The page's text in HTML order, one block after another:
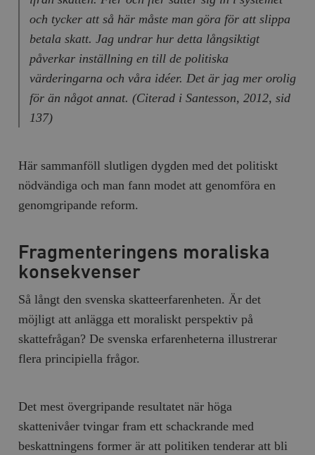
och tycker att så här måste man göra för att slippa
betala skatt. Jag undrar hur detta långsiktigt
påverkar inställning en till de politiska
värderingarna och våra idéer. Det är jag mer orolig
för än något annat. (Citerad i Santesson, 2012, sid
137)
Här sammanföll slutligen dygden med det politiskt
nödvändiga och man fann modet att genomföra en
genomgripande reform.
Fragmenteringens moraliska
konsekvenser
Så långt den svenska skatteerfarenheten. Är det
möjligt att anlägga ett moraliskt perspektiv på
skattefrågan? De svenska erfarenheterna illustrerar
flera principiella frågor.
Det mest övergripande resultatet när höga
skattenivåer tvingar fram ett schackrande med
beskattningens former är att politiken tenderar att bli